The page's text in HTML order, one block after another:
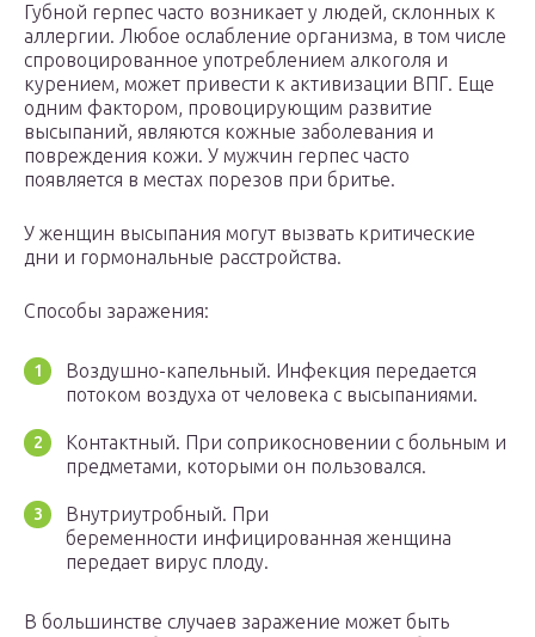
Губной герпес часто возникает у людей, склонных к
аллергии. Любое ослабление организма, в том числе
спровоцированное употреблением алкоголя и
курением, может привести к активизации ВПГ. Еще
одним фактором, провоцирующим развитие
высыпаний, являются кожные заболевания и
повреждения кожи. У мужчин герпес часто
появляется в местах порезов при бритье.
У женщин высыпания могут вызвать критические
дни и гормональные расстройства.
Способы заражения:
Воздушно-капельный. Инфекция передается
потоком воздуха от человека с высыпаниями.
Контактный. При соприкосновении с больным и
предметами, которыми он пользовался.
Внутриутробный. При
беременности инфицированная женщина
передает вирус плоду.
В большинстве случаев заражение может быть